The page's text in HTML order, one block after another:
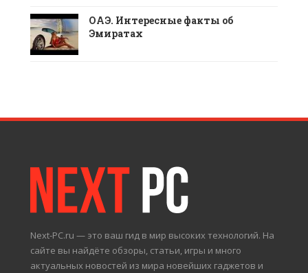
ОАЭ. Интересные факты об
Эмиратах
Next-PC.ru — это ваш гид в мир высоких технологий. На
сайте вы найдёте обзоры, статьи, игры и много
актуальных новостей из мира новейших гаджетов и